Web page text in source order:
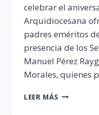
celebrar el
Arquidiocesana
padres eméritos
presencia de los
Manuel Pérez
Morales, quienes
LEER MÁS SEXTO